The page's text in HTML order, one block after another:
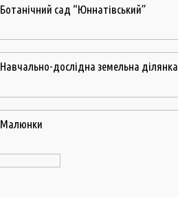
Ботанічний сад “Юннатівський”
Навчально-дослідна земельна ділянка
Малюнки